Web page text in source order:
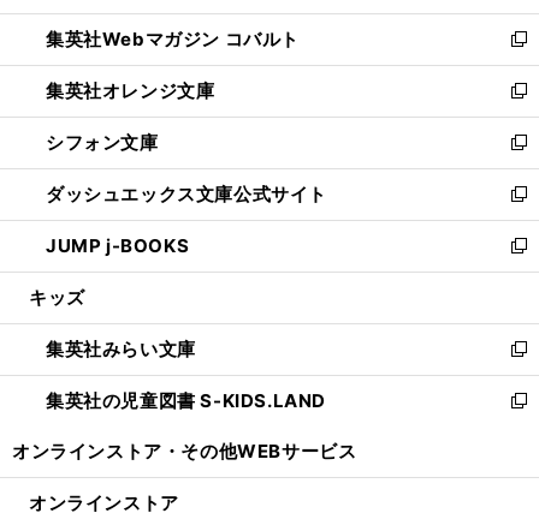
開
く
ウ
で
開
く
ン
ド
ウ
で
開
く
ウ
ィ
ン
ド
ウ
で
開
く
集英社Webマガジン コバルト
新
し
い
ウ
ィ
ン
ド
ウ
で
開
集英社オレンジ文庫
新
し
い
ウ
ィ
ン
ド
ウ
開
く
シフォン文庫
新
し
い
ウ
ィ
ン
ウ
で
開
く
ダッシュエックス文庫公式サイト
新
し
い
ウ
ン
ド
ウ
で
JUMP j-BOOKS
新
し
ウ
ィ
ン
ド
開
キッズ
集英社みらい文庫
新
し
い
ン
集英社の児童図書 S-KIDS.LAND
新
ウ
オンラインストア・ その他WEBサービス
オンラインストア